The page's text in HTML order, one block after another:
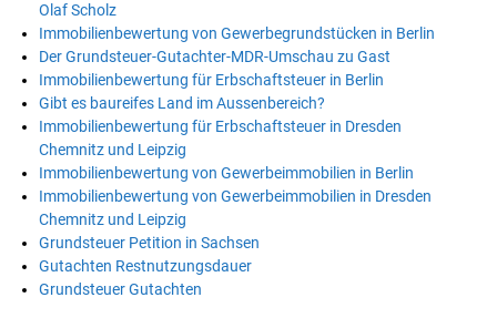
Olaf Scholz
Immobilienbewertung von Gewerbegrundstücken in Berlin
Der Grundsteuer-Gutachter-MDR-Umschau zu Gast
Immobilienbewertung für Erbschaftsteuer in Berlin
Gibt es baureifes Land im Aussenbereich?
Immobilienbewertung für Erbschaftsteuer in Dresden
Chemnitz und Leipzig
Immobilienbewertung von Gewerbeimmobilien in Berlin
Immobilienbewertung von Gewerbeimmobilien in Dresden
Chemnitz und Leipzig
Grundsteuer Petition in Sachsen
Gutachten Restnutzungsdauer
Grundsteuer Gutachten